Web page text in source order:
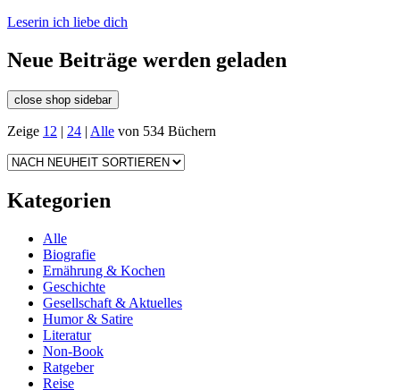
Leserin ich liebe dich
Neue Beiträge werden geladen
close shop sidebar
Zeige 12 | 24 | Alle von 534 Büchern
Kategorien
Alle
Biografie
Ernährung & Kochen
Geschichte
Gesellschaft & Aktuelles
Humor & Satire
Literatur
Non-Book
Ratgeber
Reise